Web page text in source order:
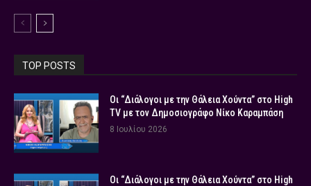
TOP POSTS
Οι “Διάλογοι με την Θάλεια Χούντα” στο High
TV με τον Δημοσιογράφο Νίκο Καραμπάση
8 Ιουλίου 2026
Οι “Διάλογοι με την Θάλεια Χούντα” στο High